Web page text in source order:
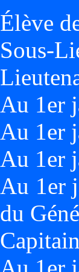
Élève
Sous-
Au 1er
Au 1er
Au 1er
Au 1er
du